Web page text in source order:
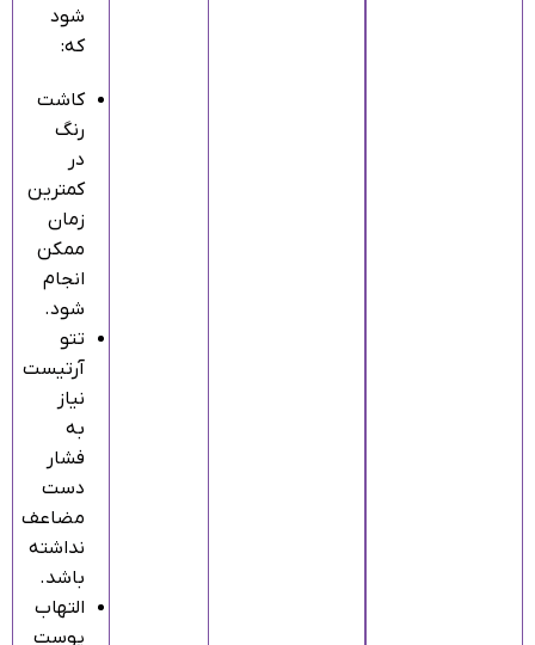
شود
که:
کاشت
رنگ
در
کمترین
زمان
ممکن
انجام
شود.
تتو
آرتیست
نیاز
به
فشار
دست
مضاعف
نداشته
باشد.
التهاب
پوست